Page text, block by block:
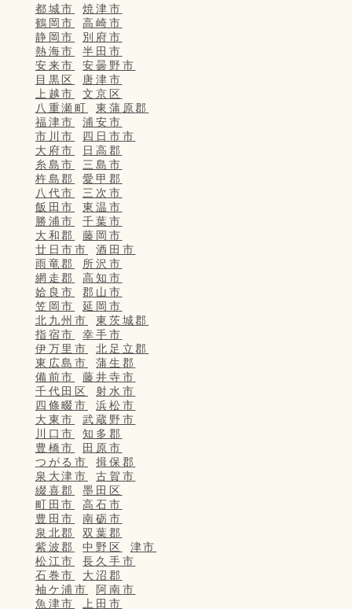
都城市
焼津市
鶴岡市
高崎市
静岡市
別府市
熱海市
半田市
安来市
安曇野市
目黒区
唐津市
上越市
文京区
八重瀬町
東蒲原郡
福津市
浦安市
市川市
四日市市
大府市
日高郡
糸島市
三島市
杵島郡
愛甲郡
八代市
三次市
飯田市
東温市
勝浦市
千葉市
大和郡
藤岡市
廿日市市
酒田市
雨竜郡
所沢市
網走郡
高知市
姶良市
郡山市
笠岡市
延岡市
北九州市
東茨城郡
指宿市
幸手市
伊万里市
北足立郡
東広島市
蒲生郡
備前市
藤井寺市
千代田区
射水市
四條畷市
浜松市
大東市
武蔵野市
川口市
知多郡
豊橋市
田原市
つがる市
揖保郡
泉大津市
古賀市
綴喜郡
墨田区
町田市
高石市
豊田市
南砺市
泉北郡
双葉郡
紫波郡
中野区
津市
松江市
長久手市
石巻市
大沼郡
袖ケ浦市
阿南市
魚津市
上田市